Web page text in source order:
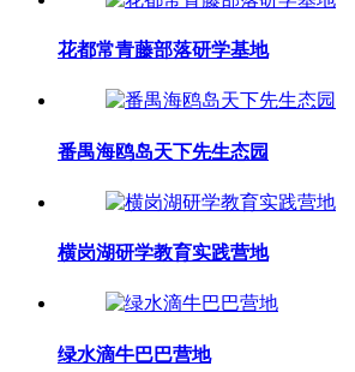
花都常青藤部落研学基地
番禺海鸥岛天下先生态园
横岗湖研学教育实践营地
绿水滴牛巴巴营地